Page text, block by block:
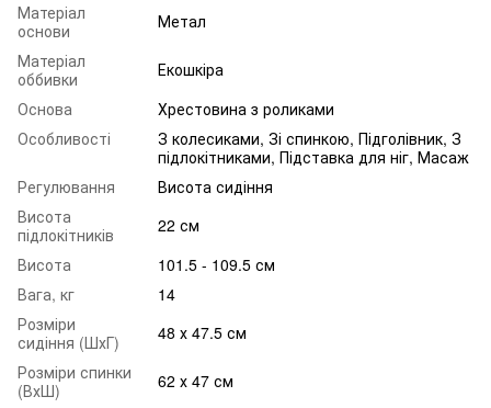
Матеріал
основи
Метал
Матеріал
оббивки
Екошкіра
Основа
Хрестовина з роликами
Особливості
З колесиками, Зі спинкою, Підголівник, З
підлокітниками, Підставка для ніг, Масаж
Регулювання
Висота сидіння
Висота
підлокітників
22 см
Висота
101.5 - 109.5 см
Вага, кг
14
Розміри
сидіння (ШхГ)
48 х 47.5 см
Розміри спинки
(ВхШ)
62 х 47 см